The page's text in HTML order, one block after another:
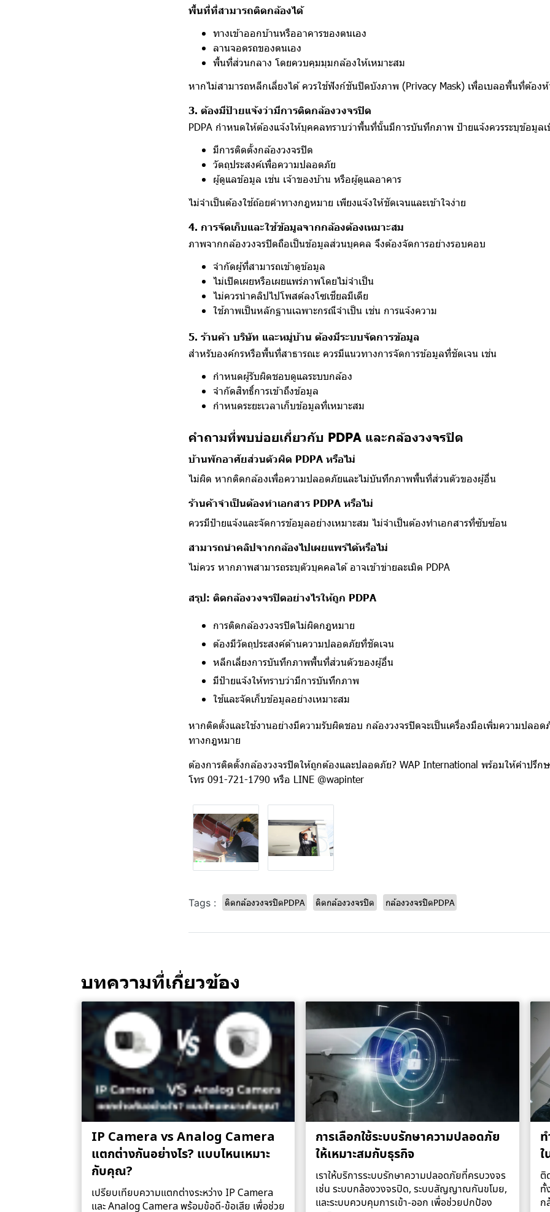
พื้นที่ที่สามารถติดกล้องได้
ทางเข้าออกบ้านหรืออาคารของตนเอง
ลานจอดรถของตนเอง
พื้นที่ส่วนกลาง โดยควบคุมมุมกล้องให้เหมาะสม
หากไม่สามารถหลีกเลี่ยงได้ ควรใช้ฟังก์ชันปิดบังภาพ (Privacy Mask) เพื่อเบลอพื้นที่ต้อ
3. ต้องมีป้ายแจ้งว่ามีการติดกล้องวงจรปิด
PDPA กำหนดให้ต้องแจ้งให้บุคคลทราบว่าพื้นที่นั้นมีการบันทึกภาพ ป้ายแจ้งควรระบุข้อมูล
มีการติดตั้งกล้องวงจรปิด
วัตถุประสงค์เพื่อความปลอดภัย
ผู้ดูแลข้อมูล เช่น เจ้าของบ้าน หรือผู้ดูแลอาคาร
ไม่จำเป็นต้องใช้ถ้อยคำทางกฎหมาย เพียงแจ้งให้ชัดเจนและเข้าใจง่าย
4. การจัดเก็บและใช้ข้อมูลจากกล้องต้องเหมาะสม
ภาพจากกล้องวงจรปิดถือเป็นข้อมูลส่วนบุคคล จึงต้องจัดการอย่างรอบคอบ
จำกัดผู้ที่สามารถเข้าดูข้อมูล
ไม่เปิดเผยหรือเผยแพร่ภาพโดยไม่จำเป็น
ไม่ควรนำคลิปไปโพสต์ลงโซเชียลมีเดีย
ใช้ภาพเป็นหลักฐานเฉพาะกรณีจำเป็น เช่น การแจ้งความ
5. ร้านค้า บริษัท และหมู่บ้าน ต้องมีระบบจัดการข้อมูล
สำหรับองค์กรหรือพื้นที่สาธารณะ ควรมีแนวทางการจัดการข้อมูลที่ชัดเจน เช่น
กำหนดผู้รับผิดชอบดูแลระบบกล้อง
จำกัดสิทธิ์การเข้าถึงข้อมูล
กำหนดระยะเวลาเก็บข้อมูลที่เหมาะสม
คำถามที่พบบ่อยเกี่ยวกับ PDPA และกล้องวงจรปิด
บ้านพักอาศัยส่วนตัวผิด PDPA หรือไม่
ไม่ผิด หากติดกล้องเพื่อความปลอดภัยและไม่บันทึกภาพพื้นที่ส่วนตัวของผู้อื่น
ร้านค้าจำเป็นต้องทำเอกสาร PDPA หรือไม่
ควรมีป้ายแจ้งและจัดการข้อมูลอย่างเหมาะสม ไม่จำเป็นต้องทำเอกสารที่ซับซ้อน
สามารถนำคลิปจากกล้องไปเผยแพร่ได้หรือไม่
ไม่ควร หากภาพสามารถระบุตัวบุคคลได้ อาจเข้าข่ายละเมิด PDPA
สรุป: ติดกล้องวงจรปิดอย่างไรให้ถูก PDPA
การติดกล้องวงจรปิดไม่ผิดกฎหมาย
ต้องมีวัตถุประสงค์ด้านความปลอดภัยที่ชัดเจน
หลีกเลี่ยงการบันทึกภาพพื้นที่ส่วนตัวของผู้อื่น
มีป้ายแจ้งให้ทราบว่ามีการบันทึกภาพ
ใช้และจัดเก็บข้อมูลอย่างเหมาะสม
หากติดตั้งและใช้งานอย่างมีความรับผิดชอบ กล้องวงจรปิดจะเป็นเครื่องมือเพิ่มความปลอ
ทางกฎหมาย
ต้องการติดตั้งกล้องวงจรปิดให้ถูกต้องและปลอดภัย? WAP International พร้อมให้คำปรึก
โทร 091-721-1790 หรือ LINE @wapinter
Tags : ติดกล้องวงจรปิดPDPA ติดกล้องวงจรปิด กล้องวงจรปิดPDPA
บทความที่เกี่ยวข้อง
IP Camera vs Analog Camera
แตกต่างกันอย่างไร? แบบไหนเหมาะ
กับคุณ?
เปรียบเทียบความแตกต่างระหว่าง IP Camera
และ Analog Camera พร้อมข้อดี-ข้อเสีย เพื่อช่วย
การเลือกใช้ระบบรักษาความปลอดภัย
ให้เหมาะสมกับธุรกิจ
เราให้บริการระบบรักษาความปลอดภัยที่ครบวงจร
เช่น ระบบกล้องวงจรปิด, ระบบสัญญาณกันขโมย,
และระบบควบคุมการเข้า-ออก เพื่อช่วยปกป้อง
ใ
ติ
ทั้
ก